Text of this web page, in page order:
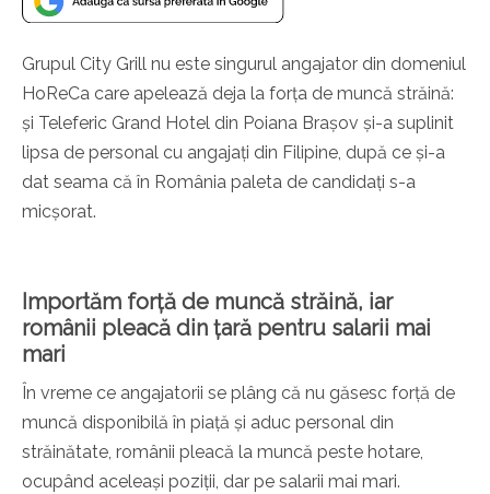
Grupul City Grill nu este singurul angajator din domeniul
HoReCa care apelează deja la forța de muncă străină:
și Teleferic Grand Hotel din Poiana Brașov și-a suplinit
lipsa de personal cu angajați din Filipine, după ce și-a
dat seama că în România paleta de candidați s-a
micșorat.
Importăm forță de muncă străină, iar
românii pleacă din țară pentru salarii mai
mari
În vreme ce angajatorii se plâng că nu găsesc forță de
muncă disponibilă în piață și aduc personal din
străinătate, românii pleacă la muncă peste hotare,
ocupând aceleași poziții, dar pe salarii mai mari.